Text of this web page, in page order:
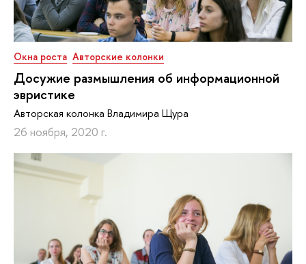
Окна роста Авторские колонки
Досужие размышления об информационной
эвристике
Авторская колонка Владимира Щура
26 ноября, 2020 г.